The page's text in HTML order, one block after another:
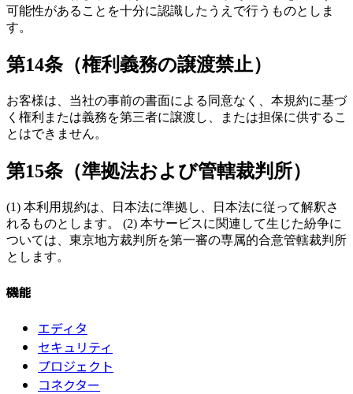
可能性があることを十分に認識したうえで行うものとしま
す。
第14条（権利義務の譲渡禁止）
お客様は、当社の事前の書面による同意なく、本規約に基づ
く権利または義務を第三者に譲渡し、または担保に供するこ
とはできません。
第15条（準拠法および管轄裁判所）
(1) 本利用規約は、日本法に準拠し、日本法に従って解釈さ
れるものとします。 (2) 本サービスに関連して生じた紛争に
ついては、東京地方裁判所を第一審の専属的合意管轄裁判所
とします。
機能
エディタ
セキュリティ
プロジェクト
コネクター